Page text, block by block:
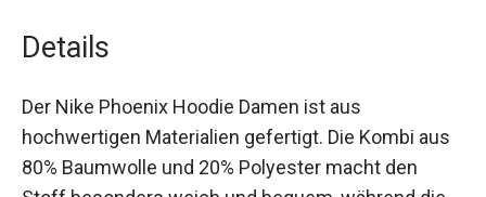
Details
hochwertigen Materialien gefertigt. Die Kombi
aus 80% Baumwolle und 20% Polyester macht
den Stoff besonders weich und bequem,